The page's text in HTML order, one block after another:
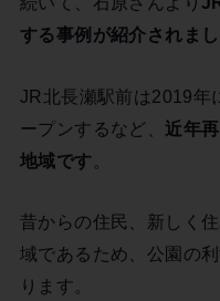
する事例が紹介されま
JR北長瀬駅前は2019年
ープンするなど、近年
地域です
昔からの住民、新しく
域であるため、公園の
ります。